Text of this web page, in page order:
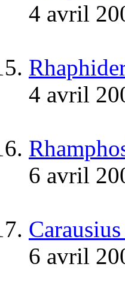
4 avril
4 avril
6 avril
6 avril